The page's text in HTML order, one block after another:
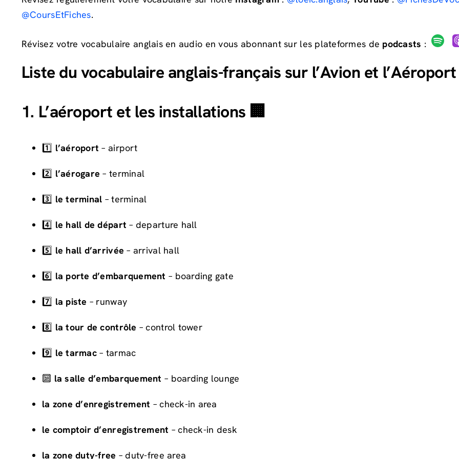
@CoursEtFiches.
Révisez votre vocabulaire anglais en audio en vous abonnant sur les plateformes de podcasts :
Liste du vocabulaire anglais-français sur l’Avion et
1. L’aéroport et les installations 🏢
1️⃣ l’aéroport – airport
2️⃣ l’aérogare – terminal
3️⃣ le terminal – terminal
4️⃣ le hall de départ – departure hall
5️⃣ le hall d’arrivée – arrival hall
6️⃣ la porte d’embarquement – boarding gate
7️⃣ la piste – runway
8️⃣ la tour de contrôle – control tower
9️⃣ le tarmac– tarmac
🔟 la salle d’embarquement – boarding lounge
la zone d’enregistrement – check-in area
le comptoir d’enregistrement – check-in desk
la zone duty-free – duty-free area